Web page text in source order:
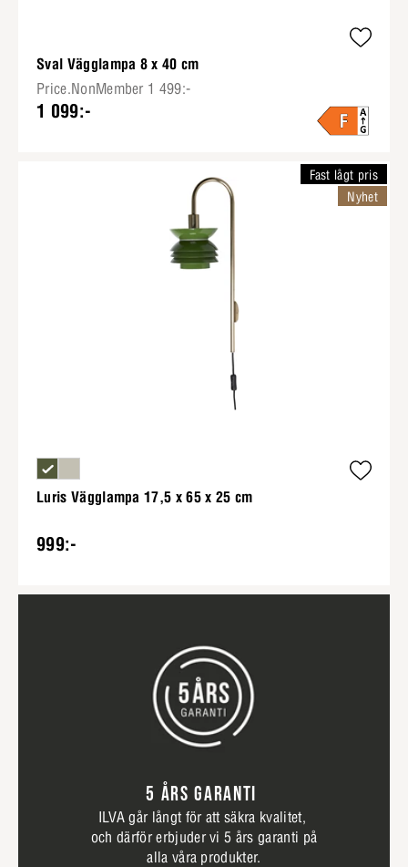
Sval Vägglampa 8 x 40 cm
Price.NonMember 1 499:-
1 099:-
Luris Vägglampa 17,5 x 65 x 25 cm
999:-
Fast lågt pris
Nyhet
5 ÅRS GARANTI
ILVA går långt för att säkra kvalitet,
och därför erbjuder vi 5 års garanti på
alla våra produkter.